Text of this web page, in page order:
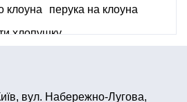
клоуна
перука на клоуна
хлопушку
вул. Набережно-Лугова,